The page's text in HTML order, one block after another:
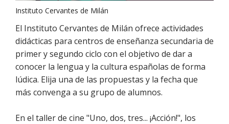
Instituto Cervantes de Milán
El Instituto Cervantes de Milán ofrece actividades
didácticas para centros de enseñanza secundaria de
primer y segundo ciclo con el objetivo de dar a
conocer la lengua y la cultura españolas de forma
lúdica. Elija una de las propuestas y la fecha que
más convenga a su grupo de alumnos.
En el taller de cine "Uno, dos, tres... ¡Acción!", los